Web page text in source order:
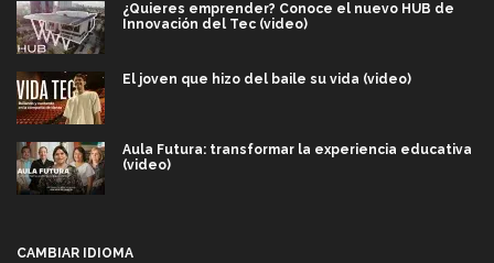
¿Quieres emprender? Conoce el nuevo HUB de
Innovación del Tec (video)
El joven que hizo del baile su vida (video)
Aula Futura: transformar la experiencia educativa
(video)
CAMBIAR IDIOMA